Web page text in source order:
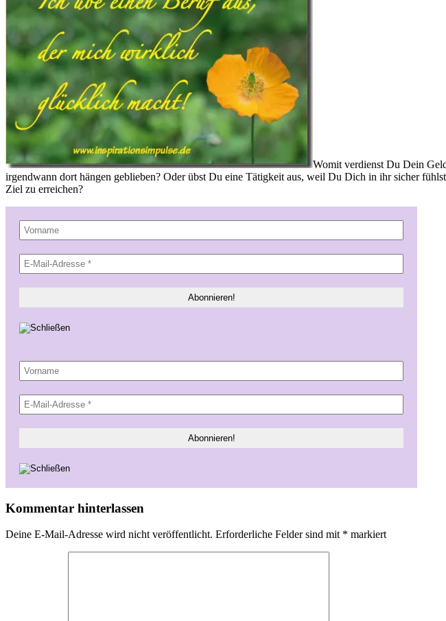
Womit verdienst Du Dein
irgendwann dort hängen geblieben? Oder übst Du eine Tätigkeit aus, weil Du Dich in ihr sicher
Ziel zu erreichen?
Kommentar hinterlassen
Deine E-Mail-Adresse wird nicht veröffentlicht. Erforderliche Felder sind mit * markiert